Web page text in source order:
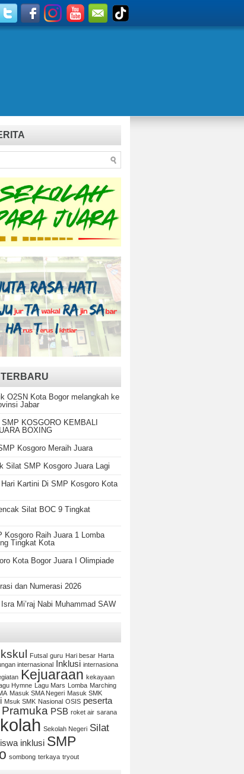
O2SN Kota Bogor melangkah ke
Jabar
SMP KOSGORO KEMBALI
BOXING
Kosgoro Meraih Juara
Silat SMP Kosgoro Juara Lagi
Hari Kartini Di SMP Kosgoro Kota
Silat BOC 9 Tingkat
Kosgoro Raih Juara 1 Lomba
Tingkat Kota
Kota Bogor Juara I Olimpiade
dan Numerasi 2026
Mi’raj Nabi Muhammad SAW
Futsal guru Hari besar Harta
internasional Inklusi internasiona
Kejuaraan kekayaan
Hymne Lagu Mars Lomba Marching
Masuk SMA Negeri Masuk SMK
Msuk SMK Nasional OSIS peserta
Pramuka PSB roket air sarana
Sekolah Negeri Silat
inklusi SMP
sombong terkaya tryout